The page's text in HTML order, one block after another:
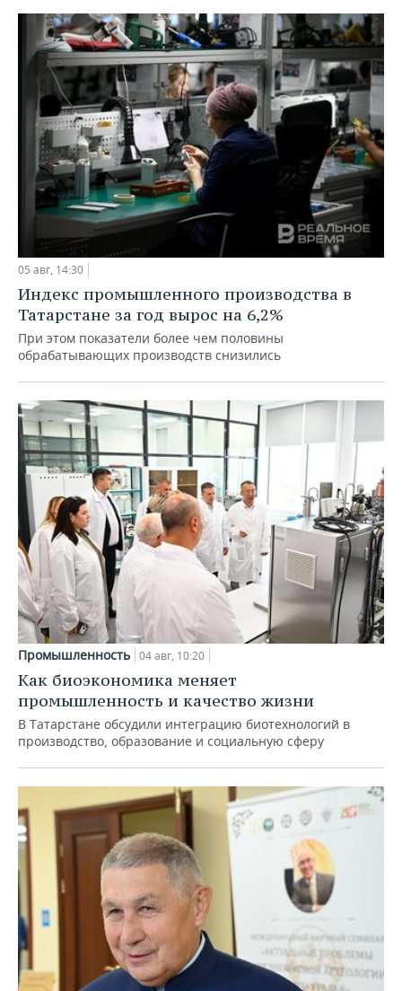
05 авг, 14:30
Индекс промышленного производства в
Татарстане за год вырос на 6,2%
При этом показатели более чем половины
обрабатывающих производств снизились
Промышленность 04 авг, 10:20
Как биоэкономика меняет
промышленность и качество жизни
В Татарстане обсудили интеграцию биотехнологий в
производство, образование и социальную сферу